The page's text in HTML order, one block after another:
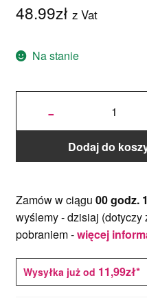
48.99zł z Vat
Na stanie
-
ilość
figurki -
Kobieta
Dodaj do
Zamów w ciągu 00 godz.
wyślemy -dzisiaj (dotyczy
pobraniem -więcej
Wysyłka już od 11,99zł*